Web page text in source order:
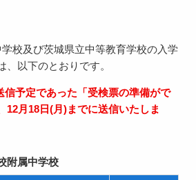
校及び茨城県立中等教育学校の入学
、以下のとおりです。
信予定であった「受検票の準備がで
12月18日(月)までに送信いたしま
附属中学校